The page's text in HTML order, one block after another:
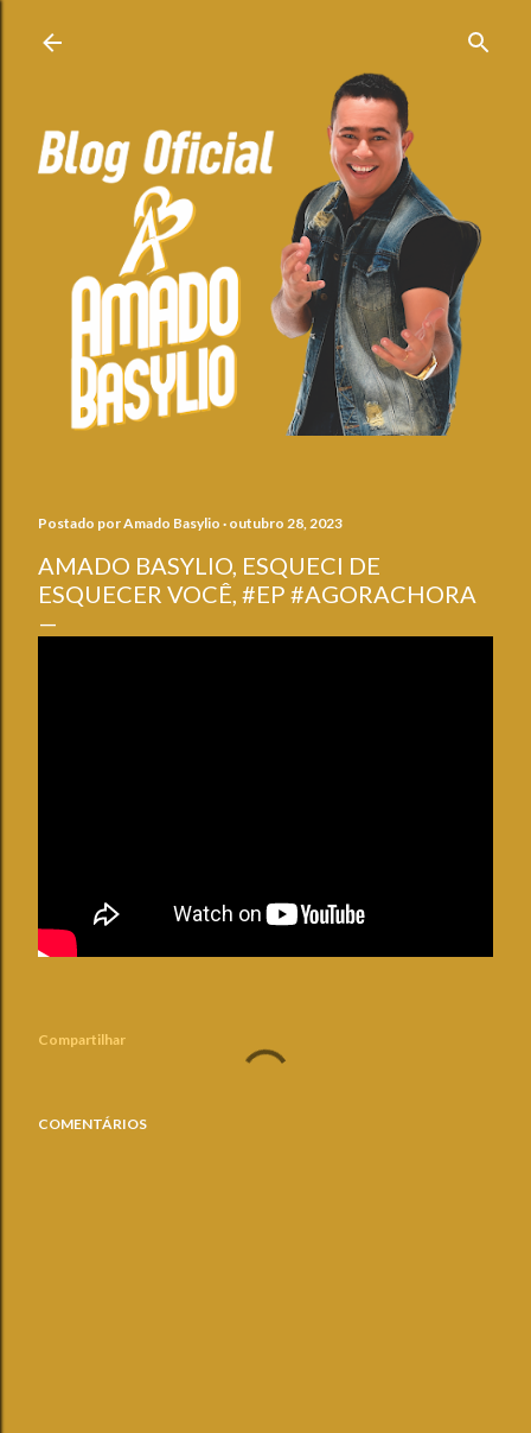
Postado porAmado Basylio outubro 28, 2023
AMADO BASYLIO, ESQUECI DE
ESQUECER VOCÊ, #EP #AGORACHORA
Compartilhar
COMENTÁRIOS